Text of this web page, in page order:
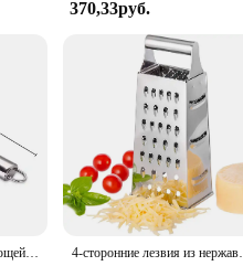
370,33руб.
Овощечистка из нержавеющей стали, овощечистка для фруктов, дыни, картофеля, моркови, огурца, многофункциональная терка, овощечистка для Julienne, ломтик, домашний кухонный инструмент 4-сторонние лезвия из